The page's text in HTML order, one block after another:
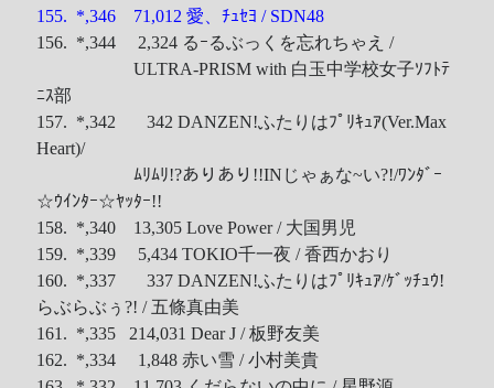
155. *,346 71,012 愛、ﾁｭｾﾖ / SDN48
156. *,344 2,324 るｰるぶっくを忘れちゃえ /
ULTRA-PRISM with 白玉中学校女子ｿﾌﾄﾃ
ﾆｽ部
157. *,342 342 DANZEN!ふたりはﾌﾟﾘｷｭｱ(Ver.Max
Heart)/
ﾑﾘﾑﾘ!?ありあり!!INじゃぁな~い?!/ﾜﾝﾀﾞｰ
☆ｳｲﾝﾀｰ☆ﾔｯﾀｰ!!
158. *,340 13,305 Love Power / 大国男児
159. *,339 5,434 TOKIO千一夜 / 香西かおり
160. *,337 337 DANZEN!ふたりはﾌﾟﾘｷｭｱ/ｹﾞｯﾁｭｳ!
らぶらぶぅ?! / 五條真由美
161. *,335 214,031 Dear J / 板野友美
162. *,334 1,848 赤い雪 / 小村美貴